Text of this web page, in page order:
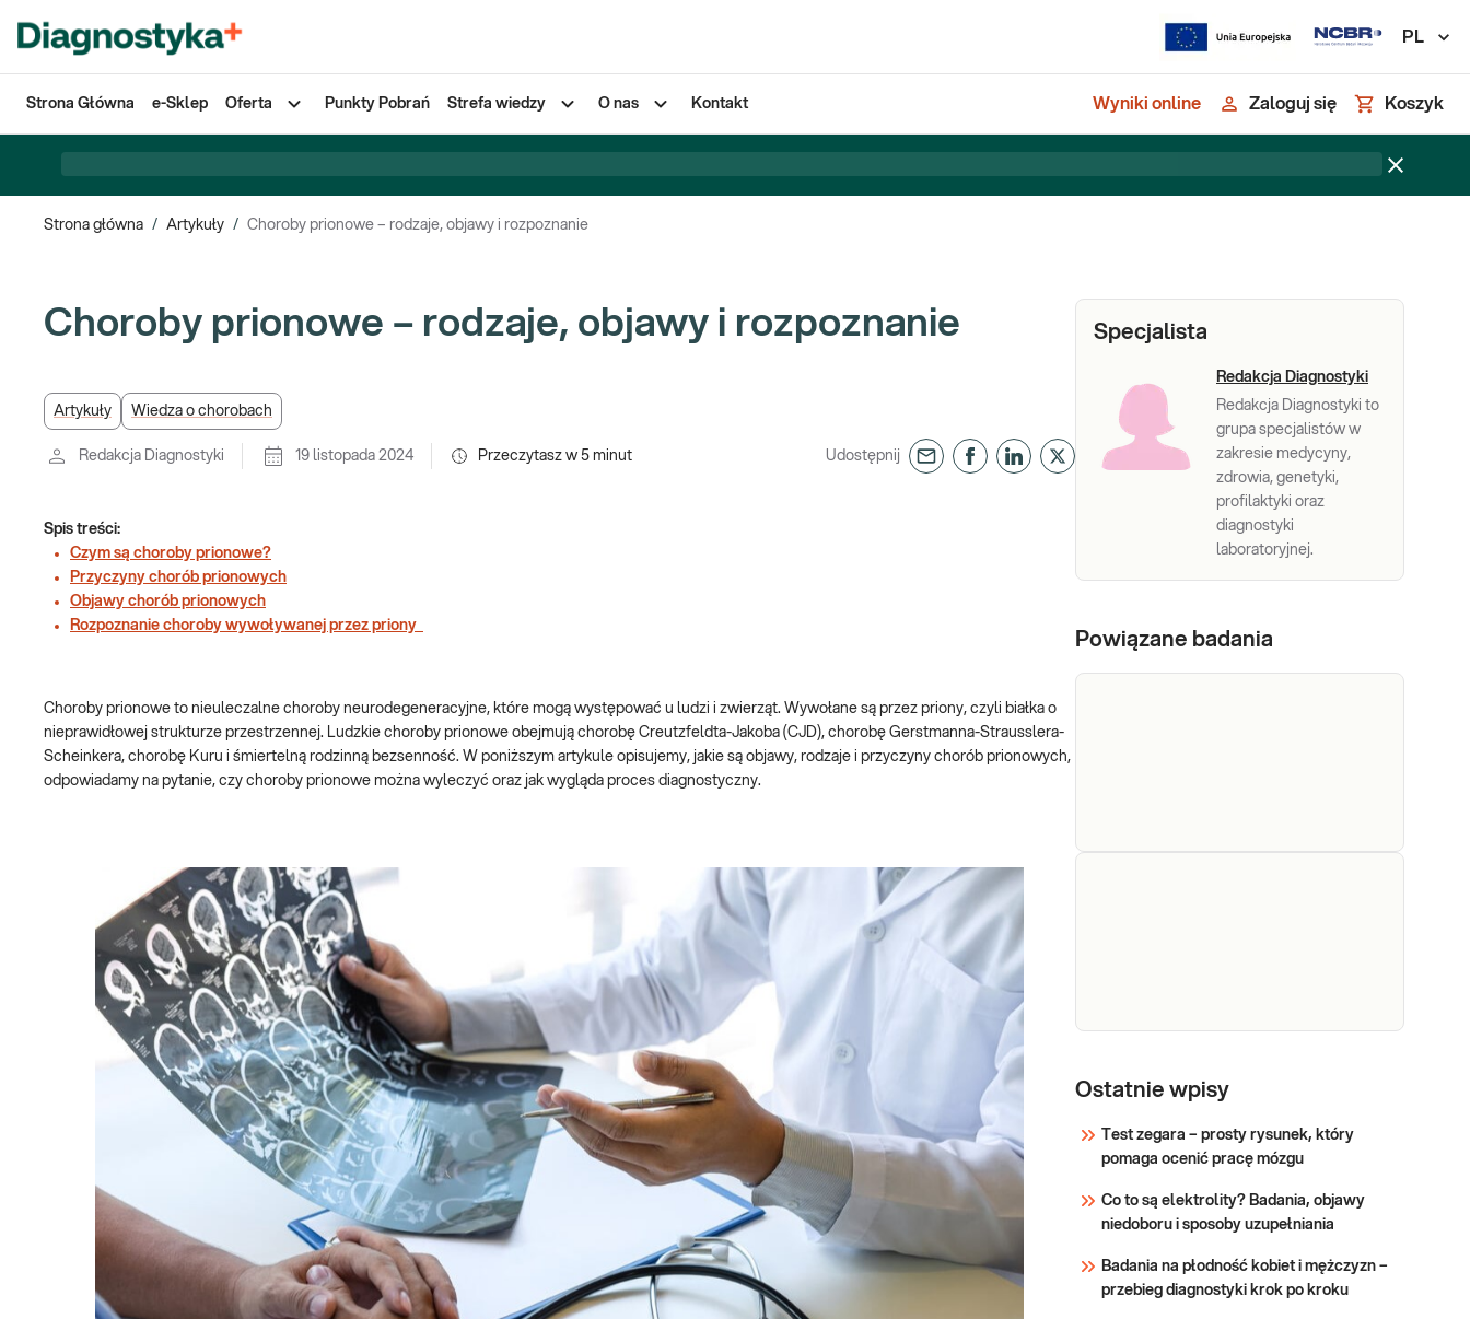
PL
Strona Główna e-Sklep Oferta Punkty Pobrań Strefa wiedzy O nas Kontakt Wyniki online Zaloguj się Koszyk
Strona główna / Artykuły / Choroby prionowe – rodzaje, objawy i rozpoznanie
Choroby prionowe – rodzaje, objawy i rozpoznanie
Artykuły Wiedza o chorobach
Redakcja Diagnostyki 19 listopada 2024 Przeczytasz w 5 minut Udostępnij
Spis treści:
Czym są choroby prionowe?
Przyczyny chorób prionowych
Objawy chorób prionowych
Rozpoznanie choroby wywoływanej przez priony
Choroby prionowe to nieuleczalne choroby neurodegeneracyjne, które mogą występować u ludzi i zwierząt. Wywołane są przez priony, czyli białka o
nieprawidłowej strukturze przestrzennej. Ludzkie choroby prionowe obejmują chorobę Creutzfeldta-Jakoba (CJD), chorobę Gerstmanna-Strausslera-
Scheinkera, chorobę Kuru i śmiertelną rodzinną bezsenność. W poniższym artykule opisujemy, jakie są objawy, rodzaje i przyczyny chorób prionowych,
odpowiadamy na pytanie, czy choroby prionowe można wyleczyć oraz jak wygląda proces diagnostyczny.
Specjalista
Redakcja Diagnostyki
Redakcja Diagnostyki to
grupa specjalistów w
zakresie medycyny,
zdrowia, genetyki,
profilaktyki oraz
diagnostyki
laboratoryjnej.
Powiązane badania
analiza sekwencji kodującej genu
Sprawdź
Ostatnie wpisy
Test zegara – prosty rysunek, który
pomaga ocenić pracę mózgu
Co to są elektrolity? Badania, objawy
niedoboru i sposoby uzupełniania
Badania na płodność kobiet i mężczyzn –
przebieg diagnostyki krok po kroku